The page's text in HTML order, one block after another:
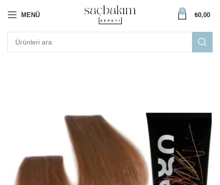
MENÜ
0
₺0,00